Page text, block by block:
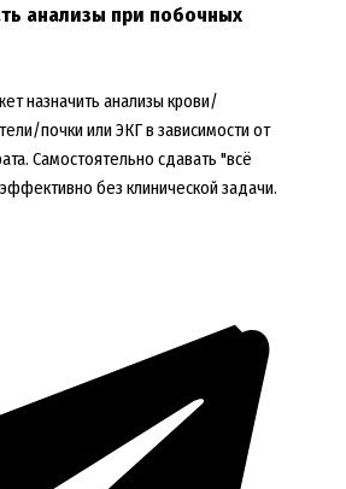
анализы при побочных
назначить анализы крови/
почки или ЭКГ в зависимости от
Самостоятельно сдавать "всё
без клинической задачи.